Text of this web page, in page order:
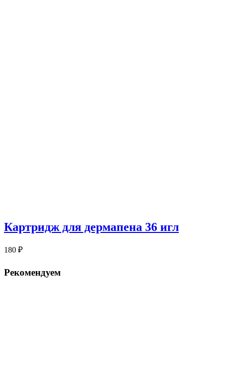
Картридж для дермапена 36 игл
180 ₽
Рекомендуем